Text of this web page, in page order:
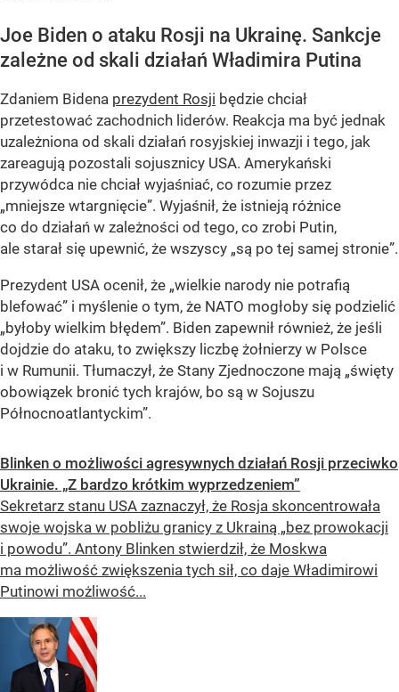
Joe Biden o ataku Rosji na Ukrainę. Sankcje
zależne od skali działań Władimira Putina
Zdaniem Bidena prezydent Rosji będzie chciał
przetestować zachodnich liderów. Reakcja ma być jednak
uzależniona od skali działań rosyjskiej inwazji i tego, jak
zareagują pozostali sojusznicy USA. Amerykański
przywódca nie chciał wyjaśniać, co rozumie przez
„mniejsze wtargnięcie”. Wyjaśnił, że istnieją różnice
co do działań w zależności od tego, co zrobi Putin,
ale starał się upewnić, że wszyscy „są po tej samej stronie”.
Prezydent USA ocenił, że „wielkie narody nie potrafią
blefować” i myślenie o tym, że NATO mogłoby się podzielić
„byłoby wielkim błędem”. Biden zapewnił również, że jeśli
dojdzie do ataku, to zwiększy liczbę żołnierzy w Polsce
i w Rumunii. Tłumaczył, że Stany Zjednoczone mają „święty
obowiązek bronić tych krajów, bo są w Sojuszu
Północnoatlantyckim”.
Blinken o możliwości agresywnych działań Rosji przeciwko
Ukrainie. „Z bardzo krótkim wyprzedzeniem”
Sekretarz stanu USA zaznaczył, że Rosja skoncentrowała
swoje wojska w pobliżu granicy z Ukrainą „bez prowokacji
i powodu”. Antony Blinken stwierdził, że Moskwa
ma możliwość zwiększenia tych sił, co daje Władimirowi
Putinowi możliwość...